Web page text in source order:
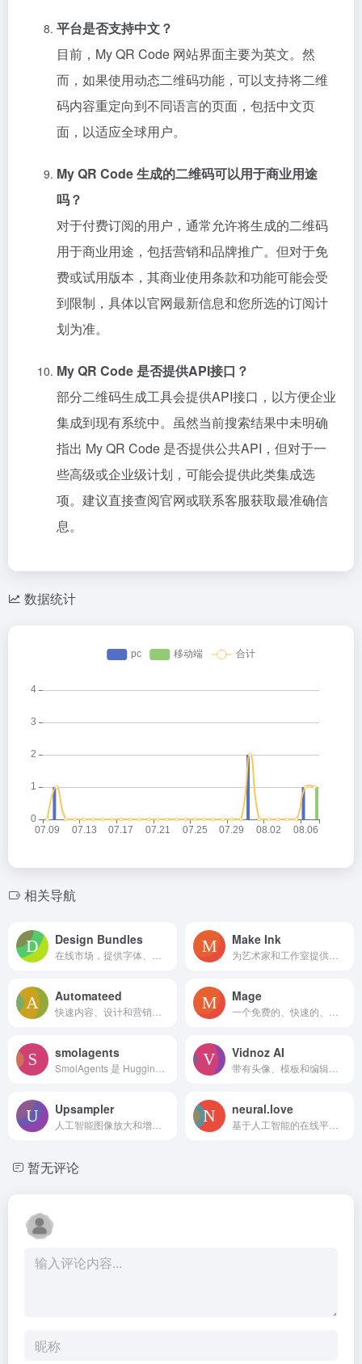
平台是否支持中文？
目前，My QR Code 网站界面主要为英文。然
而，如果使用动态二维码功能，可以支持将二维
码内容重定向到不同语言的页面，包括中文页
面，以适应全球用户。
My QR Code 生成的二维码可以用于商业用途
吗？
对于付费订阅的用户，通常允许将生成的二维码
用于商业用途，包括营销和品牌推广。但对于免
费或试用版本，其商业使用条款和功能可能会受
到限制，具体以官网最新信息和您所选的订阅计
划为准。
My QR Code 是否提供API接口？
部分二维码生成工具会提供API接口，以方便企业
集成到现有系统中。虽然当前搜索结果中未明确
指出 My QR Code 是否提供公共API，但对于一
些高级或企业级计划，可能会提供此类集成选
项。建议直接查阅官网或联系客服获取最准确信
息。
数据统计
相关导航
Design Bundles Make Ink
Automateed Mage
smolagents Vidnoz AI
Upsampler neural.love
暂无评论